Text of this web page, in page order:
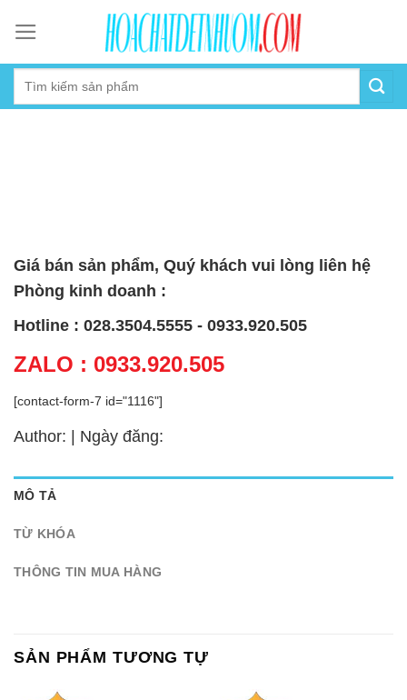
content
Giá bán sản phẩm, Quý khách vui lòng liên hệ
Phòng kinh doanh :
Hotline : 028.3504.5555 - 0933.920.505
ZALO : 0933.920.505
[contact-form-7 id="1116"]
Author: | Ngày đăng:
MÔ TẢ
TỪ KHÓA
THÔNG TIN MUA HÀNG
SẢN PHẨM TƯƠNG TỰ